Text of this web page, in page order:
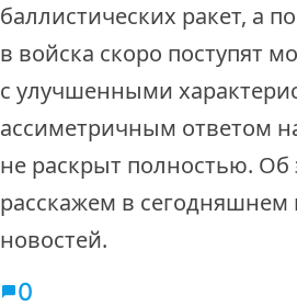
баллистических ракет, а
в войска скоро поступят
с улучшенными
ассиметричным ответом
не раскрыт полностью. Об
расскажем в сегодняшнем
новостей.
0